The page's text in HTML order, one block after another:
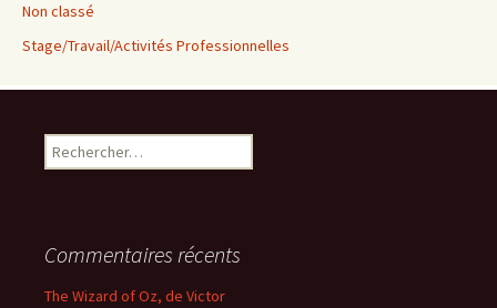
Non classé
Stage/Travail/Activités Professionnelles
Rechercher :
Commentaires récents
The Wizard of Oz, de Victor